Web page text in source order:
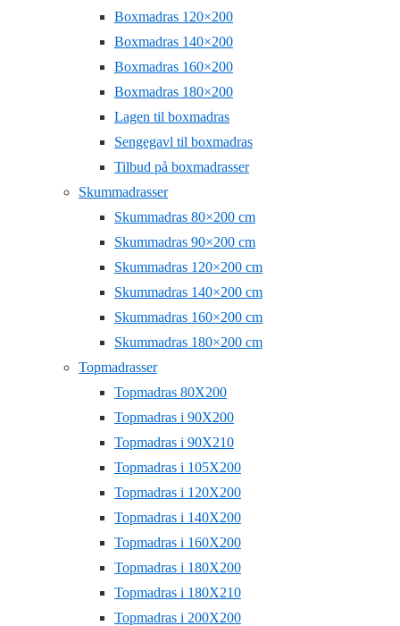
Boxmadras 120×200
Boxmadras 140×200
Boxmadras 160×200
Boxmadras 180×200
Lagen til boxmadras
Sengegavl til boxmadras
Tilbud på boxmadrasser
Skummadrasser
Skummadras 80×200 cm
Skummadras 90×200 cm
Skummadras 120×200 cm
Skummadras 140×200 cm
Skummadras 160×200 cm
Skummadras 180×200 cm
Topmadrasser
Topmadras 80X200
Topmadras i 90X200
Topmadras i 90X210
Topmadras i 105X200
Topmadras i 120X200
Topmadras i 140X200
Topmadras i 160X200
Topmadras i 180X200
Topmadras i 180X210
Topmadras i 200X200